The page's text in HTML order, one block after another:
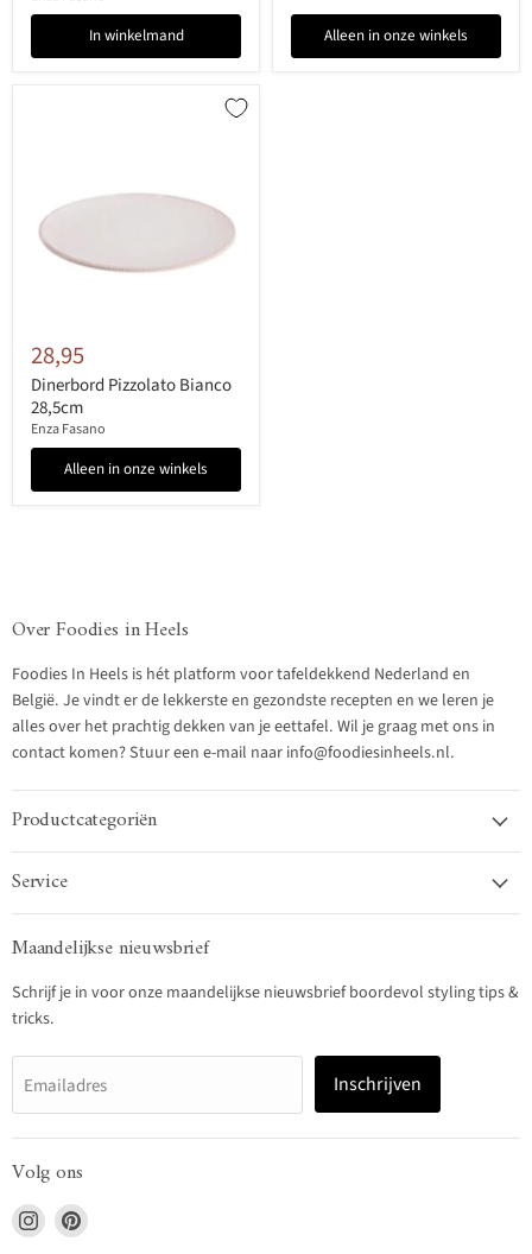
In winkelmand Alleen in onze winkels
28,95
Dinerbord Pizzolato Bianco
28,5cm
Enza Fasano
Alleen in onze winkels
Over Foodies in Heels
Foodies In Heels is hét platform voor tafeldekkend Nederland en
België. Je vindt er de lekkerste en gezondste recepten en we leren je
alles over het prachtig dekken van je eettafel. Wil je graag met ons in
contact komen? Stuur een e-mail naar info@foodiesinheels.nl.
Productcategoriën
Service
Maandelijkse nieuwsbrief
Schrijf je in voor onze maandelijkse nieuwsbrief boordevol styling tips &
tricks.
Emailadres Inschrijven
Volg ons
Vind
ons
Vind